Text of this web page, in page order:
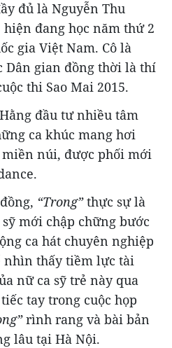
đủ là Nguyễn Thu
đang học năm thứ 2
gia Việt Nam. Cô là
Dân gian đồng thời là thí
thi Sao Mai 2015.
đầu tư nhiều tâm
ca khúc mang hơi
núi, được phối mới
“Trong”thực sự là
mới chập chững bước
ca hát chuyên nghiệp
nhìn thấy tiềm lực tài
nữ ca sỹ trẻ này qua
tay trong cuộc họp
rình rang và bài bản
lâu tại Hà Nội.​